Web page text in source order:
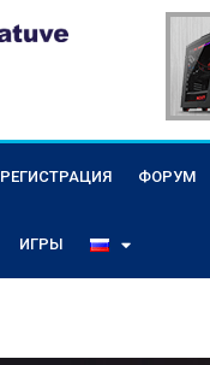
РЕГИСТРАЦИЯ ФОРУМ
ИГРЫ